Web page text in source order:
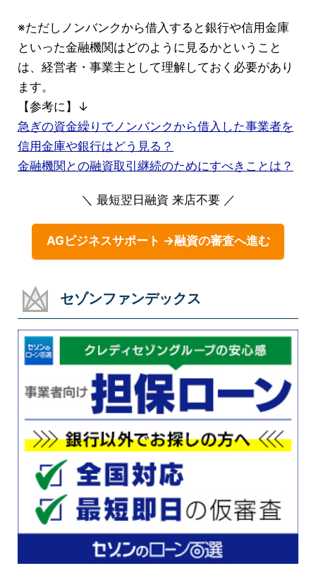
※ただしノンバンクから借入すると銀行や信用金庫
といった金融機関はどのように見るかということ
は、経営者・事業主として理解しておく必要があり
ます。
【参考に】↓
急ぎの資金繰りでノンバンクから借入した事業者を
信用金庫や銀行はどう見る？
金融機関との融資取引継続のためにすべきことは？
＼ 最短翌日融資 来店不要 ／
AGビジネスサポート →融資の審査へ進む
セゾンファンデックス